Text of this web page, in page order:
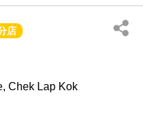
店
Chek Lap Kok